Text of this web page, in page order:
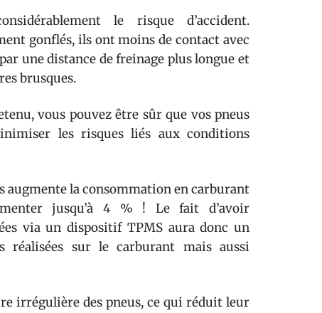
le risque d’accident.
gonflés, ils ont moins de contact avec
une distance de freinage plus longue et
brusques.
vous pouvez être sûr que vos pneus
les risques liés aux conditions
augmente la consommation en carburant
jusqu’à 4 % ! Le fait d’avoir
via un dispositif TPMS aura donc un
sur le carburant mais aussi
irrégulière des pneus, ce qui réduit leur